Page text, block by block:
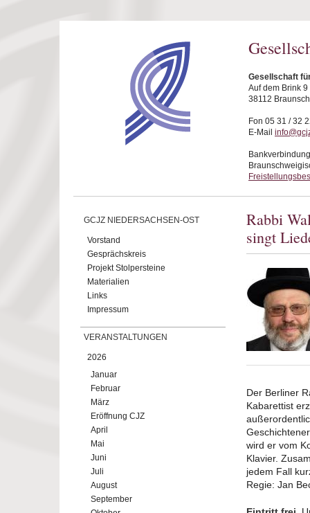
Gesellschaft
Auf dem Brink 9
38112
Fon 05 31 / 32
E-Mail
GCJZ NIEDERSACHSEN-OST
Vorstand
Gesprächskreis
Projekt Stolpersteine
Materialien
Links
Impressum
VERANSTALTUNGEN
2026
Januar
Februar
März
Eröffnung CJZ
April
Mai
Juni
Juli
August
September
Rabbi
singt
Der Berliner
Kabarettist
wird er vom
Klavier.
jedem Fall
Regie: Jan